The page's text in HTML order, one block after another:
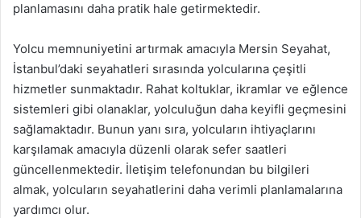
planlamasını daha pratik hale getirmektedir.
Yolcu memnuniyetini artırmak amacıyla Mersin Seyahat,
İstanbul’daki seyahatleri sırasında yolcularına çeşitli
hizmetler sunmaktadır. Rahat koltuklar, ikramlar ve eğlence
sistemleri gibi olanaklar, yolculuğun daha keyifli geçmesini
sağlamaktadır. Bunun yanı sıra, yolcuların ihtiyaçlarını
karşılamak amacıyla düzenli olarak sefer saatleri
güncellenmektedir. İletişim telefonundan bu bilgileri
almak, yolcuların seyahatlerini daha verimli planlamalarına
yardımcı olur.